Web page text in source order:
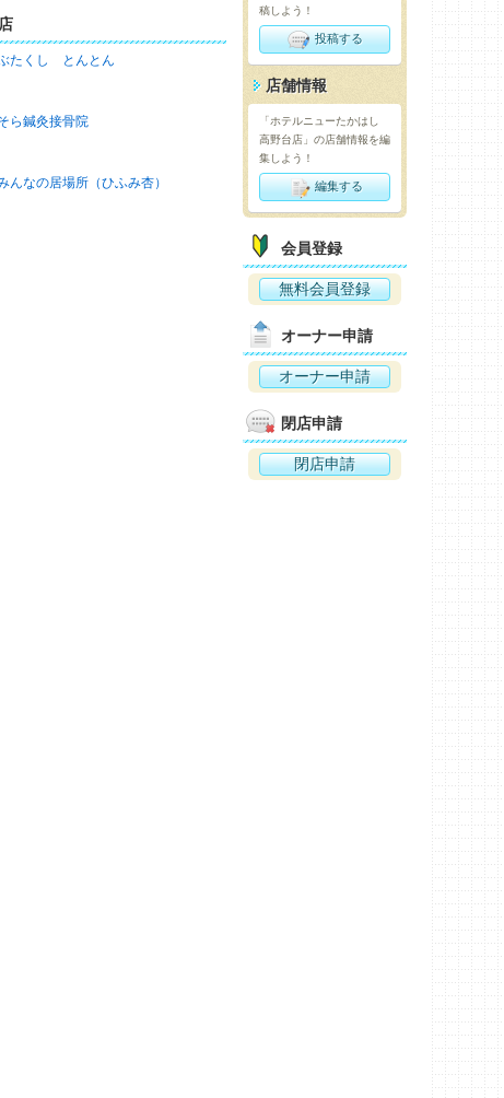
たくし とんとん
ら鍼灸接骨院
んなの居場所（ひふみ杏）
稿しよう！
投稿する
店舗情報
「ホテルニューたかはし
高野台店」の店舗情報を編
集しよう！
編集する
会員登録
無料会員登録
オーナー申請
オーナー申請
閉店申請
閉店申請